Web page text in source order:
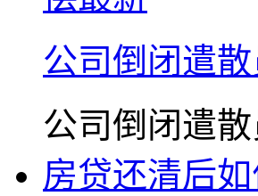
公司倒闭遣
公司倒闭遣
房贷还清后